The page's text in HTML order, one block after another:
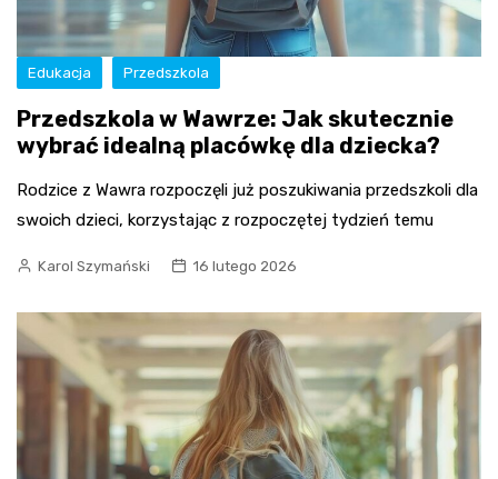
Edukacja Przedszkola
Przedszkola w Wawrze: Jak skutecznie
wybrać idealną placówkę dla dziecka?
Rodzice z Wawra rozpoczęli już poszukiwania przedszkoli dla
swoich dzieci, korzystając z rozpoczętej tydzień temu
Karol Szymański 16 lutego 2026